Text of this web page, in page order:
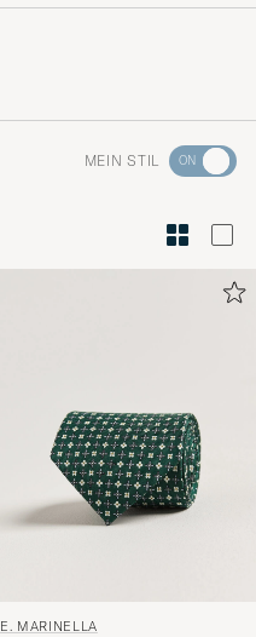
MEIN STIL Wechseln
zur
Stil"
zu
aktivieren
und
eine
E. MARINELLA